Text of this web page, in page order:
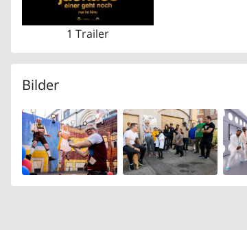
1 Trailer
Bilder